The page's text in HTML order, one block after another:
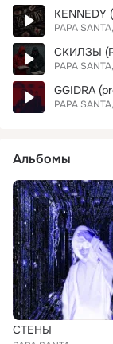
KENNEDY
PAPA SANTA
СКИЛЗЫ
PAPA SANTA
GGIDRA
PAPA SANTA
Альбомы
СТЕНЫ